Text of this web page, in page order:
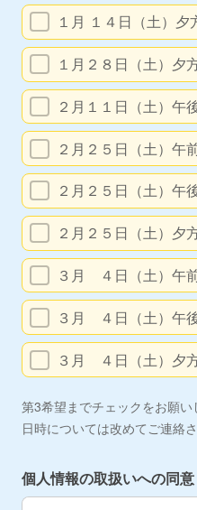
１月 １４日（土）夕
１月２８日（土）夕
２月１１日（土）午
２月２５日（土）午
２月２５日（土）午
２月２５日（土）夕
３月 ４日（土）午
３月 ４日（土）午
３月 ４日（土）夕
第3希望までチェックをお願い
日時については改めてご連絡
個人情報の取扱いへの同意